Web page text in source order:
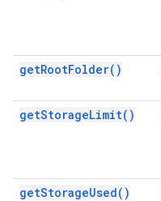
getRootFolder( )
getStorageLimit( )
getStorageUsed( )